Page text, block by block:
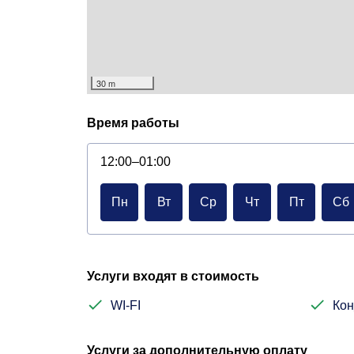
30 m
Время работы
12:00–01:00
Пн Вт Ср Чт Пт Сб
Услуги входят в стоимость
WI-FI
Услуги за дополнительную оплату